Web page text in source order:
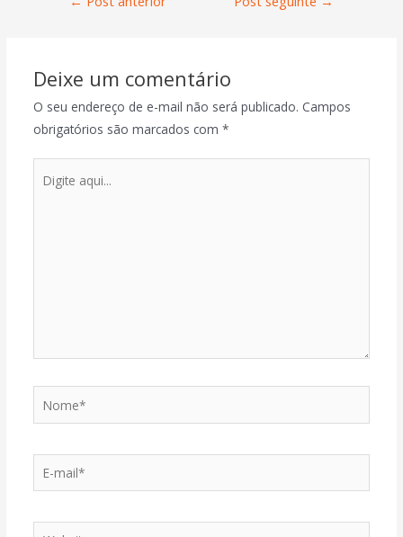
Deixe um comentário
O seu endereço de e-mail não será publicado. Campos
obrigatórios são marcados com *